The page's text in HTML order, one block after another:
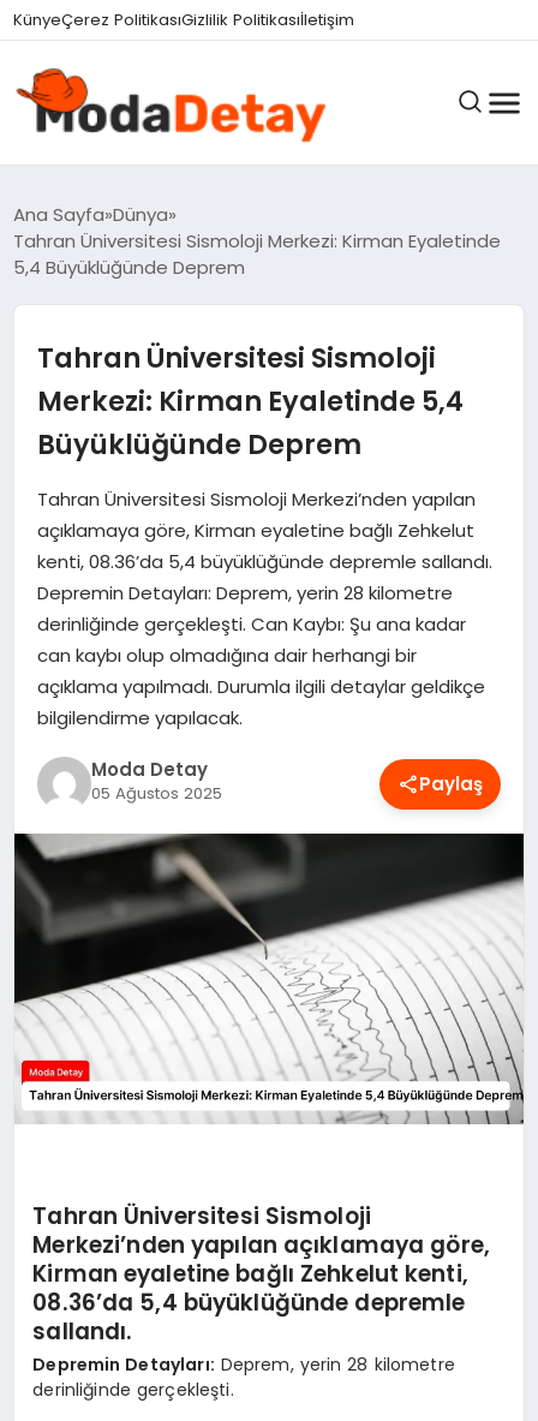
KünyeÇerez PolitikasıGizlilik Politikasıİletişim
GÜNDEM
DÜNYA
EĞITIM
MAGAZIN
SAĞLIK
TEKNOLOJI
YAŞAM
Ana Sayfa Dünya
Tahran Üniversitesi Sismoloji Merkezi: Kirman Eyaletinde
5,4 Büyüklüğünde Deprem
Tahran Üniversitesi Sismoloji
Merkezi: Kirman Eyaletinde 5,4
Büyüklüğünde Deprem
Tahran Üniversitesi Sismoloji Merkezi’nden yapılan
açıklamaya göre, Kirman eyaletine bağlı Zehkelut
kenti, 08.36’da 5,4 büyüklüğünde depremle sallandı.
Depremin Detayları: Deprem, yerin 28 kilometre
derinliğinde gerçekleşti. Can Kaybı: Şu ana kadar
can kaybı olup olmadığına dair herhangi bir
açıklama yapılmadı. Durumla ilgili detaylar geldikçe
bilgilendirme yapılacak.
Moda Detay
05 Ağustos 2025 Paylaş
Tahran Üniversitesi Sismoloji
Merkezi’nden yapılan açıklamaya göre,
Kirman eyaletine bağlı Zehkelut kenti,
08.36’da 5,4 büyüklüğünde depremle
sallandı.
Depremin Detayları: Deprem, yerin 28 kilometre
derinliğinde gerçekleşti.